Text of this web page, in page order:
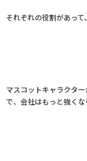
それぞれの役割があって
マスコットキャラクタ
で、会社はもっと強くな